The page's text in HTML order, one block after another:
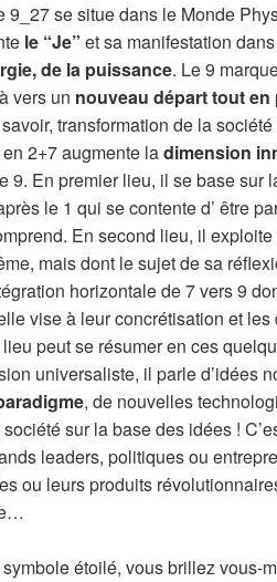
9_27 se situe dans le Monde
le “Je” et sa manifestation
de la puissance. Le 9
vers un nouveau départ tout
transformation de la
2+7 augmente ladimension
9. En premier lieu, il se base sur
le 1 qui se contente d’ être
En second lieu, il
mais dont le sujet de sa
horizontale de 7 vers 9
vise à leur concrétisation et
peut se résumer en ces
universaliste, il parle d’idées
, de nouvelles
sur la base des idées !
leaders, politiques ou
ou leurs produits
étoilé, vous brillez vous-